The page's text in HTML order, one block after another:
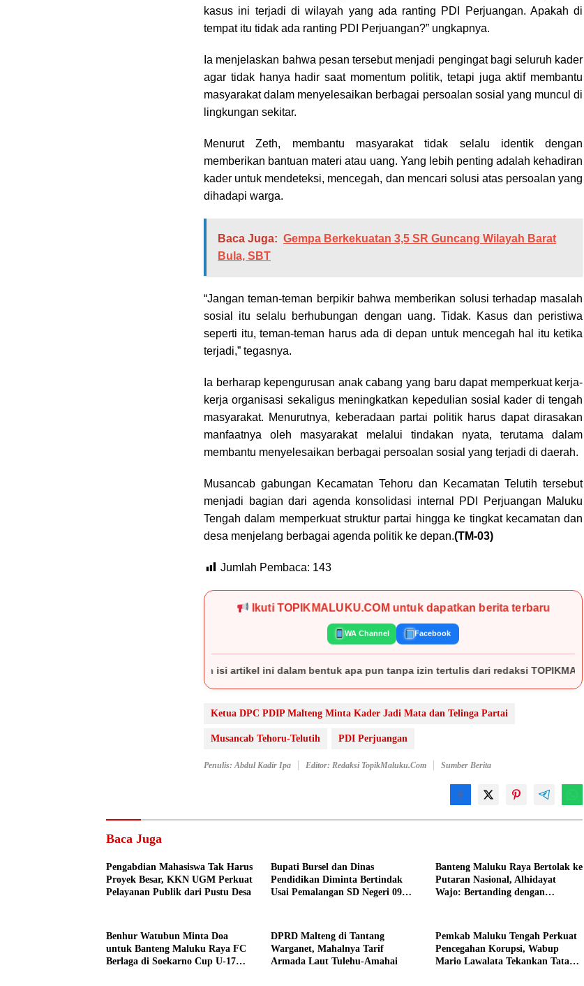
kasus ini terjadi di wilayah yang ada ranting PDI Perjuangan. Apakah di
tempat itu tidak ada ranting PDI Perjuangan?” ungkapnya.
Ia menjelaskan bahwa pesan tersebut menjadi pengingat bagi seluruh kader
agar tidak hanya hadir saat momentum politik, tetapi juga aktif membantu
masyarakat dalam menyelesaikan berbagai persoalan sosial yang muncul di
lingkungan sekitar.
Menurut Zeth, membantu masyarakat tidak selalu identik dengan
memberikan bantuan materi atau uang. Yang lebih penting adalah kehadiran
kader untuk mendeteksi, mencegah, dan mencari solusi atas persoalan yang
dihadapi warga.
Baca Juga: Gempa Berkekuatan 3,5 SR Guncang Wilayah Barat
Bula, SBT
“Jangan teman-teman berpikir bahwa memberikan solusi terhadap masalah
sosial itu selalu berhubungan dengan uang. Tidak. Kasus dan peristiwa
seperti itu, teman-teman harus ada di depan untuk mencegah hal itu ketika
terjadi,” tegasnya.
Ia berharap kepengurusan anak cabang yang baru dapat memperkuat kerja-
kerja organisasi sekaligus meningkatkan kepedulian sosial kader di tengah
masyarakat. Menurutnya, keberadaan partai politik harus dapat dirasakan
manfaatnya oleh masyarakat melalui tindakan nyata, terutama dalam
membantu menyelesaikan berbagai persoalan sosial yang terjadi di daerah.
Musancab gabungan Kecamatan Tehoru dan Kecamatan Telutih tersebut
menjadi bagian dari agenda konsolidasi internal PDI Perjuangan Maluku
Tengah dalam memperkuat struktur partai hingga ke tingkat kecamatan dan
desa menjelang berbagai agenda politik ke depan.(TM-03)
Jumlah Pembaca: 143
Ikuti TOPIKMALUKU.COM untuk dapatkan berita terbaru
WA Channel Facebook
sebagian atau seluruh isi artikel ini dalam bentuk apa pun tanpa izin tertulis dari redaksi TOPIKMALUKU.COM.
Ketua DPC PDIP Malteng Minta Kader Jadi Mata dan Telinga Partai
Musancab Tehoru-Telutih PDI Perjuangan
Penulis: Abdul Kadir Ipa Editor: Redaksi TopikMaluku.com Sumber Berita
Baca Juga
Pengabdian Mahasiswa Tak Harus
Proyek Besar, KKN UGM Perkuat
Pelayanan Publik dari Pustu Desa
Bupati Bursel dan Dinas
Pendidikan Diminta Bertindak
Usai Pemalangan SD Negeri 09
Banteng Maluku Raya Bertolak ke
Putaran Nasional, Alhidayat
Wajo: Bertanding dengan
Benhur Watubun Minta Doa
untuk Banteng Maluku Raya FC
Berlaga di Soekarno Cup U-17
DPRD Malteng di Tantang
Warganet, Mahalnya Tarif
Armada Laut Tulehu-Amahai
Pemkab Maluku Tengah Perkuat
Pencegahan Korupsi, Wabup
Mario Lawalata Tekankan Tata